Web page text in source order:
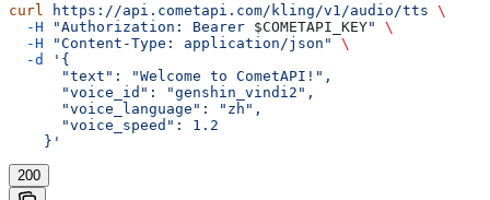
curl https://api.cometapi.com/kling/v1/audio/tts \
  -H
"Authorization: Bearer $COMETAPI_KEY"
\
  -H
"Content-Type: application/json"
\
  -d
'{
      "text": "Welcome to CometAPI!",
      "voice_id": "genshin_vindi2",
      "voice_language": "zh",
      "voice_speed": 1.2
    }'
200